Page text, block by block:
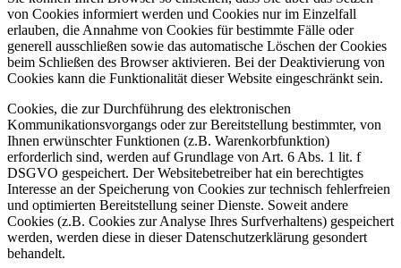
von Cookies informiert werden und Cookies nur im Einzelfall
erlauben, die Annahme von Cookies für bestimmte Fälle oder
generell ausschließen sowie das automatische Löschen der Cookies
beim Schließen des Browser aktivieren. Bei der Deaktivierung von
Cookies kann die Funktionalität dieser Website eingeschränkt sein.
Cookies, die zur Durchführung des elektronischen
Kommunikationsvorgangs oder zur Bereitstellung bestimmter, von
Ihnen erwünschter Funktionen (z.B. Warenkorbfunktion)
erforderlich sind, werden auf Grundlage von Art. 6 Abs. 1 lit. f
DSGVO gespeichert. Der Websitebetreiber hat ein berechtigtes
Interesse an der Speicherung von Cookies zur technisch fehlerfreien
und optimierten Bereitstellung seiner Dienste. Soweit andere
Cookies (z.B. Cookies zur Analyse Ihres Surfverhaltens) gespeichert
werden, werden diese in dieser Datenschutzerklärung gesondert
behandelt.